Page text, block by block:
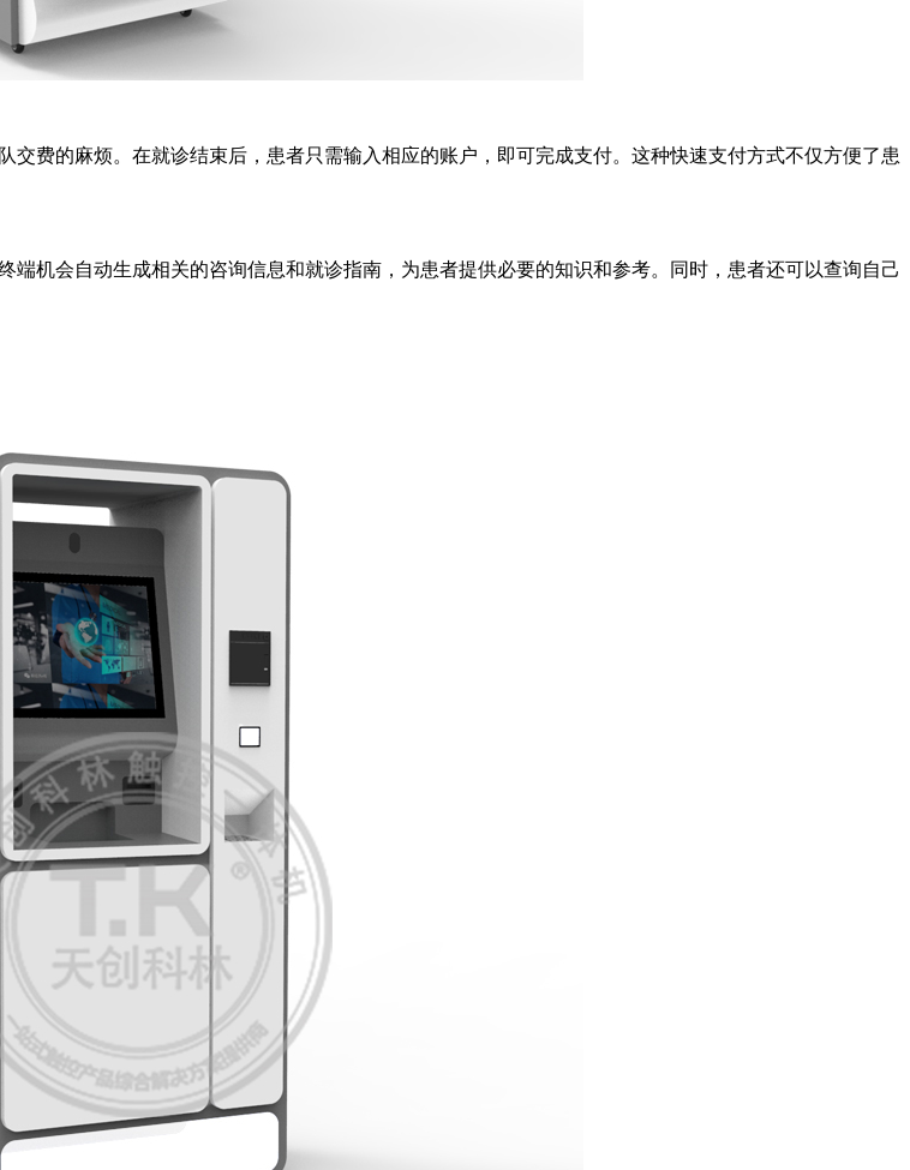
费的麻烦。在就诊结束后，患者只需输入相应的账户，即可完成支付。这种快速支付方式不仅方便了患
机会自动生成相关的咨询信息和就诊指南，为患者提供必要的知识和参考。同时，患者还可以查询自己